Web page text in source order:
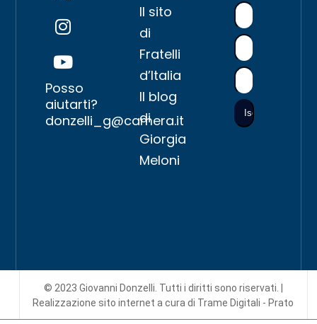
Posso
aiutarti?
donzelli_g@camera.it
Il sito
di
Fratelli
d’Italia
Il blog
di
Giorgia
Meloni
© 2023 Giovanni Donzelli. Tutti i diritti sono riservati. |
Realizzazione sito interneta cura di Trame Digitali - Prato